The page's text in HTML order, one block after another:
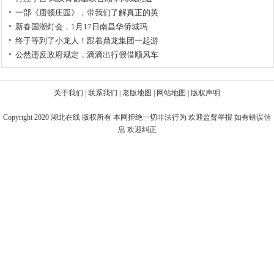
一部《唐顿庄园》，带我们了解真正的英
新春国潮灯会，1月17日南昌华侨城玛
终于等到了小龙人！跟着鼎龙集团一起游
公然违反政府规定，滴滴出行假借顺风车
关于我们 联系我们 老版地图 网站地图 版权声明
Copyright 2020 湖北在线 版权所有 本网拒绝一切非法行为 欢迎监督举报 如有错误信
息 欢迎纠正